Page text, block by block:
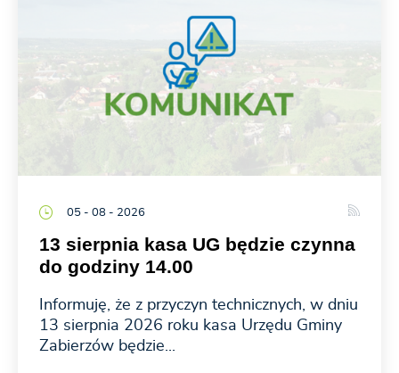
05 - 08 - 2026
13 sierpnia kasa UG będzie czynna
do godziny 14.00
Informuję, że z przyczyn technicznych, w dniu
13 sierpnia 2026 roku kasa Urzędu Gminy
Zabierzów będzie...